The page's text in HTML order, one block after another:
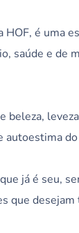
é
saúde e
beleza,
autoestima
já é seu,
que